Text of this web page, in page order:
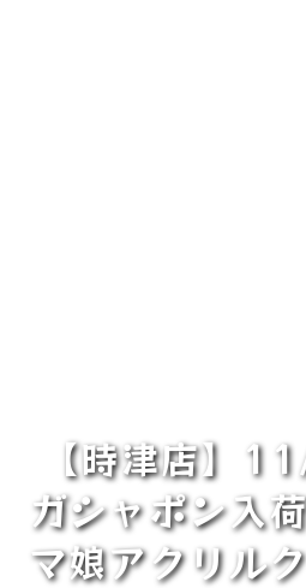
【時津店】
ガシャポン入
マ娘アクリル